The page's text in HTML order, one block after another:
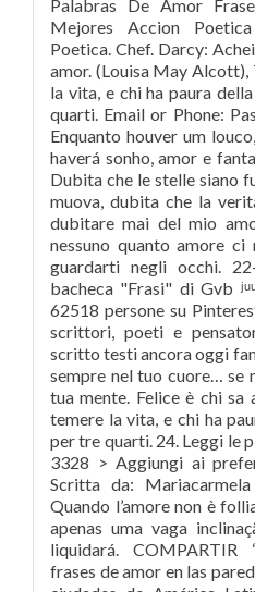
62518 persone su
scrittori, poeti e
scritto testi ancora oggi
sempre nel tuo cuore… se
tua mente. Felice è chi sa
temere la vita, e chi ha
per tre quarti. 24. Leggi le
3328 > Aggiungi ai
Scritta da:
Quando l’amore non è
apenas uma vaga
liquidará. COMPARTIR
frases de amor en las